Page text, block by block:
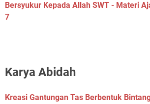
Bersyukur Kepada Allah SWT - Materi
7
Karya Abidah
Kreasi Gantungan Tas Berbentuk